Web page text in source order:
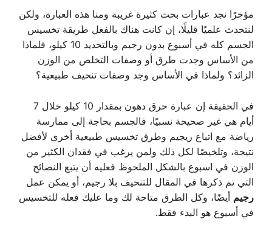
مؤخرًا نجد عبارات بحث كثيرة غريبة ومنا هذه العبارة، ولكن
لنتحدث علميًا قليلًا، إن كانت هناك بالفعل طريقة تخسيس
الجسم كله في أسبوع بدون رجيم وبالتحديد 10 كيلو، فلماذا
من الأساس وجدت طرق أو وصفات التخلص من الوزن
الزائد؟ ولماذا في الأساس وجد وصفات تنحيف طبيعية؟
في الحقيقة إن عبارة حرق دهون بمقدار 10 كيلو خلال 7
أيام هي غير صحيحة نسبيًا، فالجسم بحاجة إلى ممارسة
رياضة مع اتباع ريجيم وطرق تخسيس طبيعية أخرى لأفضل
نتيجة، وتلخيصًا لكل ذلك ولمن يرغب في فقدان الكثير من
الوزن في اسبوع بالشكل الملحوظ فعليه أن يتبع النصائح
التي تم ذكرها في المقال للتنحيف بلا رجيم، أو يمكن عمل
رجيم أيضًا، وكل الطرق متاحة لك وما عليك فعله للتخسيس
في أسبوع هو البدء فقط.